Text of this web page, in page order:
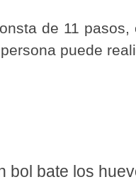
de 11
puede
bol bate los